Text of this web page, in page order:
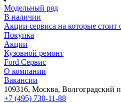
Модельный ряд
В наличии
Акции сервиса на которые стоит
Покупка
Акции
Кузовной ремонт
Ford Сервис
О компании
Вакансии
109316, Москва, Волгоградский
+7 (495) 730-11-88